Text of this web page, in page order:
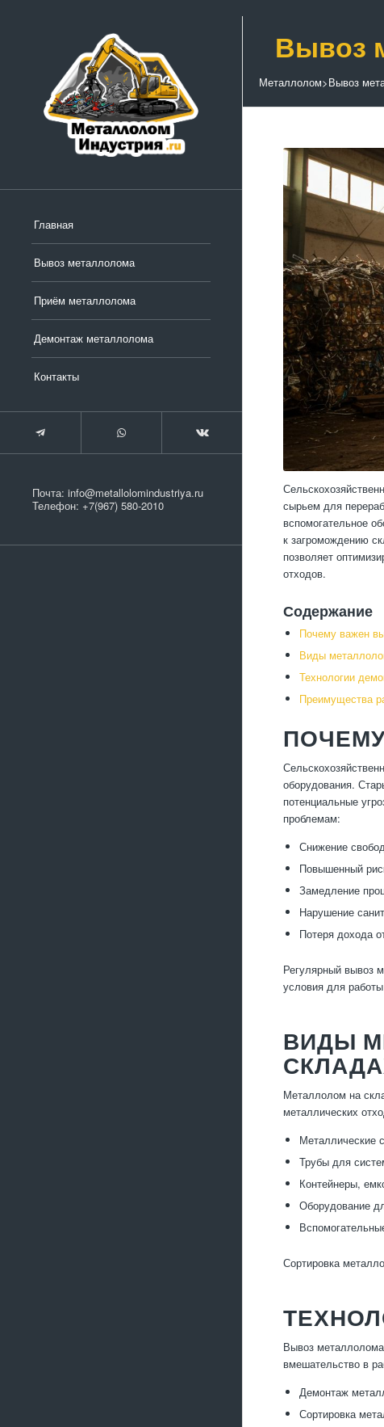
Главная
Вывоз металлолома
Приём металлолома
Демонтаж металлолома
Контакты
Почта: info@metallolomindustriya.ru
Телефон: +7(967) 580-2010
Вывоз
Металлолом>Вывоз
сырьем для
вспомогательное
к загромождению
позволяет
отходов.
Содержание
Почему важен
Виды
Технологии
Преимущества
оборудования.
потенциальные
проблемам:
Снижение
Повышенный
Замедление
Нарушение
Потеря дохода
Регулярный вывоз
условия для
ВИДЫ
Металлолом на
металлических
Металлические
Трубы для
Контейнеры,
Оборудование
Сортировка
Вывоз
вмешательство в
Демонтаж
Сортировка